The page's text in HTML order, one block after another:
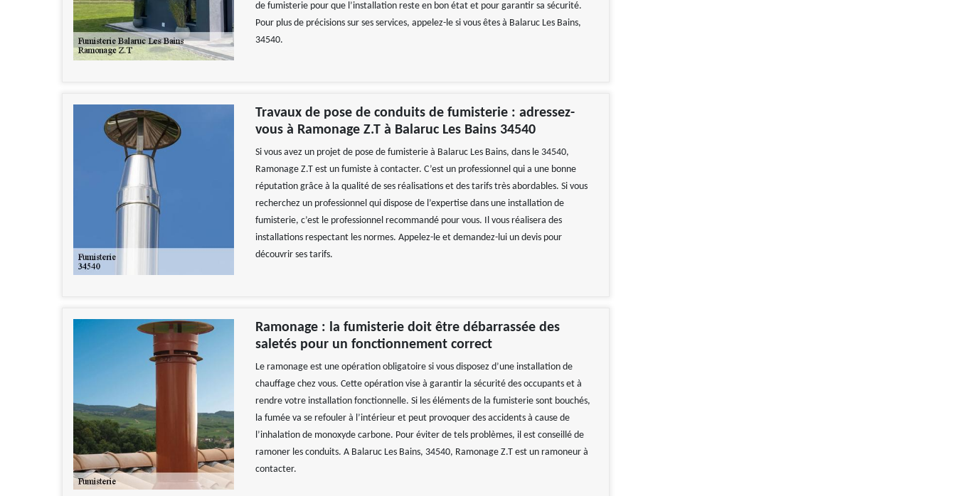
de fumisterie pour que l’installation reste en bon état et pour garantir sa sécurité.
Pour plus de précisions sur ses services, appelez-le si vous êtes à Balaruc Les Bains,
34540.
Travaux de pose de conduits de fumisterie : adressez-
vous à Ramonage Z.T à Balaruc Les Bains 34540
Si vous avez un projet de pose de fumisterie à Balaruc Les Bains, dans le 34540,
Ramonage Z.T est un fumiste à contacter. C’est un professionnel qui a une bonne
réputation grâce à la qualité de ses réalisations et des tarifs très abordables. Si vous
recherchez un professionnel qui dispose de l’expertise dans une installation de
fumisterie, c’est le professionnel recommandé pour vous. Il vous réalisera des
installations respectant les normes. Appelez-le et demandez-lui un devis pour
découvrir ses tarifs.
Ramonage : la fumisterie doit être débarrassée des
saletés pour un fonctionnement correct
Le ramonage est une opération obligatoire si vous disposez d’une installation de
chauffage chez vous. Cette opération vise à garantir la sécurité des occupants et à
rendre votre installation fonctionnelle. Si les éléments de la fumisterie sont bouchés,
la fumée va se refouler à l’intérieur et peut provoquer des accidents à cause de
l’inhalation de monoxyde carbone. Pour éviter de tels problèmes, il est conseillé de
ramoner les conduits. A Balaruc Les Bains, 34540, Ramonage Z.T est un ramoneur à
contacter.